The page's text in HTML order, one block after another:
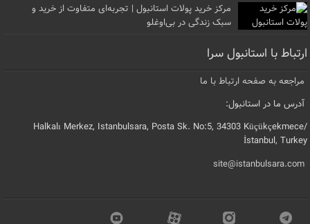
مرکز خرید پولات استانبول | تجربه‌ای متفاوت از خرید و
سبک زندگی در بی‌اوغلو
ارتباط با استانبول سرا
مراجعه به صفحه ارتباط با ما
آدرس ما در استانبول:
Halkalı Merkez, Istanbulsara, Posta Sk. No:5, 34303 Küçükçekmece/
İstanbul, Turkey
site@istanbulsara.com